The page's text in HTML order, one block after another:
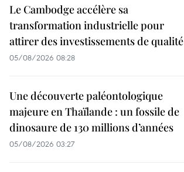
Le Cambodge accélère sa
transformation industrielle pour
attirer des investissements de qualité
05/08/2026 08:28
Une découverte paléontologique
majeure en Thaïlande : un fossile de
dinosaure de 130 millions d’années
05/08/2026 03:27